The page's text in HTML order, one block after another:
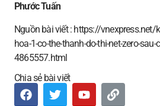
Phước Tuấn
Nguồn bài viết : https://vnexpress.net/
hoa-1-co-the-thanh-do-thi-net-zero-sau-
4865557.html
Chia sẻ bài viết